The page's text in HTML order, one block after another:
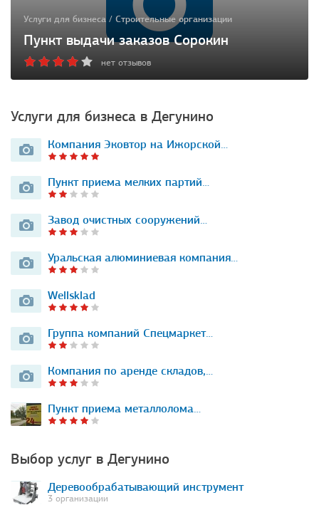
Услуги для бизнеса / Строительные организации
Пункт выдачи заказов Сорокин
нет отзывов
Услуги для бизнеса в Дегунино
Компания Эковтор на Ижорской…
Пункт приема мелких партий…
Завод очистных сооружений…
Уральская алюминиевая компания…
Wellsklad
Группа компаний Спецмаркет…
Компания по аренде складов,…
Пункт приема металлолома…
Выбор услуг в Дегунино
Деревообрабатывающий инструмент
3 организации